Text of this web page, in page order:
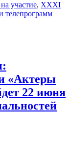
участие, ХХХI
телепрограмм
«Актеры
22 июня